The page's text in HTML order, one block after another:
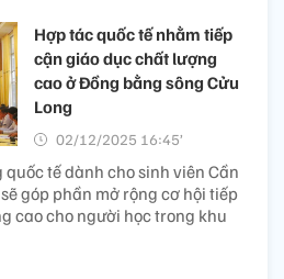
Hợp tác quốc tế nhằm tiếp
cận giáo dục chất lượng
cao ở Đồng bằng sông Cửu
Long
02/12/2025 16:45’
tế dành cho sinh viên Cần
góp phần mở rộng cơ hội tiếp
cao cho người học trong khu